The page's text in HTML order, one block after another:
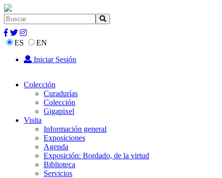
ES
EN
Iniciar Sesión
Colección
Curadurías
Colección
Gigapixel
Visita
Información general
Exposiciones
Agenda
Exposición: Bordado, de la virtud
Biblioteca
Servicios